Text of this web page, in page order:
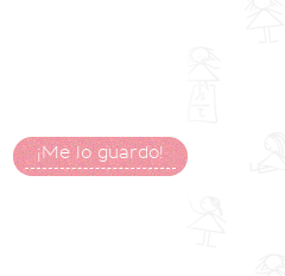
¡Me lo guardo!